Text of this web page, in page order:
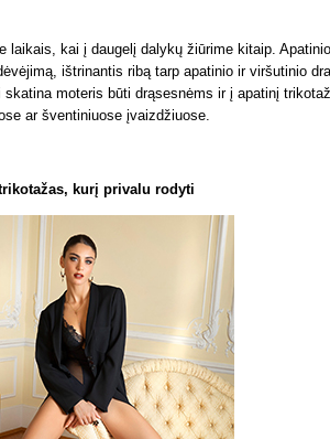
laikais, kai į daugelį dalykų žiūrime kitaip.
ištrinantis ribą tarp apatinio ir viršutinio
skatina moteris būti drąsesnėms ir į apatinį
ar šventiniuose įvaizdžiuose.
kurį privalu rodyti